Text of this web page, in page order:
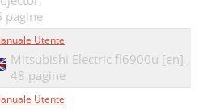
pagine
Utente
Mitsubishi Electric fl6900u [en] ,
48 pagine
Utente